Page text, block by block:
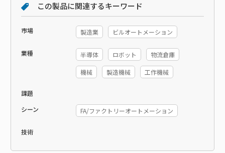
この製品に関連するキーワード
市場 製造業 ビルオートメーション
業種 半導体 ロボット 物流倉庫
機械 製造機械 工作機械
課題
シーン
FA/ファクトリーオートメーション
技術